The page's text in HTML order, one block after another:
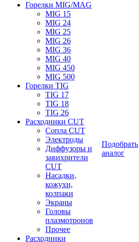
Горелки MIG/MAG
MIG 15
MIG 24
MIG 25
MIG 26
MIG 36
MIG 40
MIG 450
MIG 500
Горелки TIG
TIG 17
TIG 18
TIG 26
Расходники CUT
Сопла CUT
Электроды
Диффузоры и
завихрители
CUT
Насадки,
кожухи,
колпаки
Экраны
Головы
плазмотронов
Прочее
Расходники
Подобрать
аналог